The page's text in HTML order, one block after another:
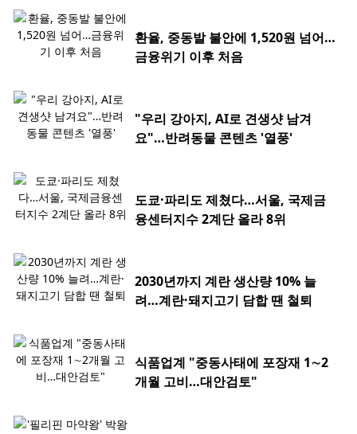
환율, 중동발 불안에 1,520원 넘어…
금융위기 이후 처음
"우리 강아지, AI로 견생샷 남겨
요"…반려동물 콘텐츠 '열풍'
도쿄·파리도 제쳤다…서울, 국제금
융센터지수 2계단 올라 8위
2030년까지 계란 생산량 10% 늘
려…계란·돼지고기 담합 땐 철퇴
식품업계 "중동사태에 포장재 1∼2
개월 고비…대안검토"